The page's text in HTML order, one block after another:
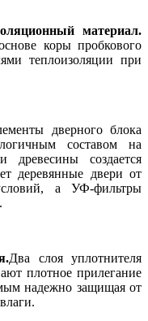
материал.
коры пробкового
теплоизоляции при
дверного блока
составом на
древесины создается
деревянные двери от
а УФ-фильтры
Два слоя уплотнителя
плотное прилегание
надежно защищая от